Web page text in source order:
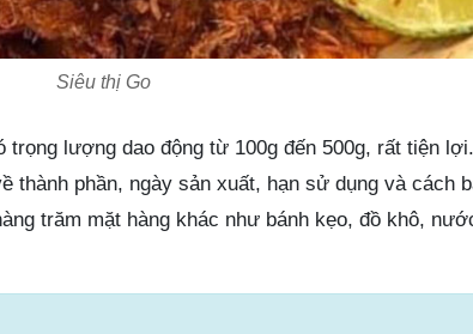
Siêu thị Go
trọng lượng dao động từ 100g đến 500g, rất tiện
thành phần, ngày sản xuất, hạn sử dụng và cách
trăm mặt hàng khác như bánh kẹo, đồ khô,